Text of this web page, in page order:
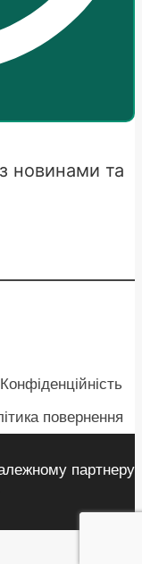
новинами та
Конфіденційність
повернення
партнеру